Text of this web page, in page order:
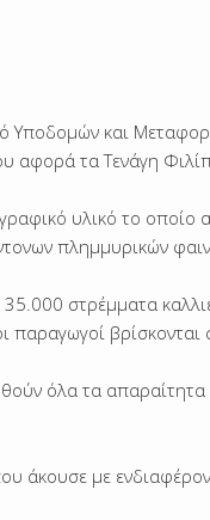
και
αφορά τα Τενάγη
υλικό το οποίο
πλημμυρικών
στρέμματα
παραγωγοί
όλα τα
άκουσε με